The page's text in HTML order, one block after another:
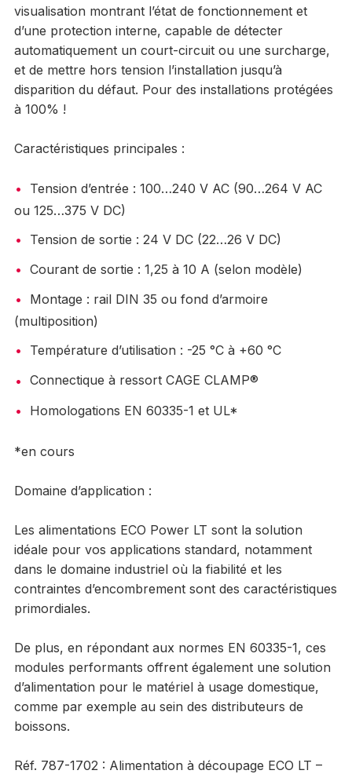
visualisation montrant l’état de fonctionnement et
d’une protection interne, capable de détecter
automatiquement un court-circuit ou une surcharge,
et de mettre hors tension l’installation jusqu’à
disparition du défaut. Pour des installations protégées
à 100% !
Caractéristiques principales :
Tension d’entrée : 100…240 V AC (90…264 V AC
ou 125…375 V DC)
Tension de sortie : 24 V DC (22…26 V DC)
Courant de sortie : 1,25 à 10 A (selon modèle)
Montage : rail DIN 35 ou fond d’armoire
(multiposition)
Température d’utilisation : -25 °C à +60 °C
Connectique à ressort CAGE CLAMP®
Homologations EN 60335-1 et UL*
*en cours
Domaine d’application :
Les alimentations ECO Power LT sont la solution
idéale pour vos applications standard, notamment
dans le domaine industriel où la fiabilité et les
contraintes d’encombrement sont des caractéristiques
primordiales.
De plus, en répondant aux normes EN 60335-1, ces
modules performants offrent également une solution
d’alimentation pour le matériel à usage domestique,
comme par exemple au sein des distributeurs de
boissons.
Réf. 787-1702 : Alimentation à découpage ECO LT –